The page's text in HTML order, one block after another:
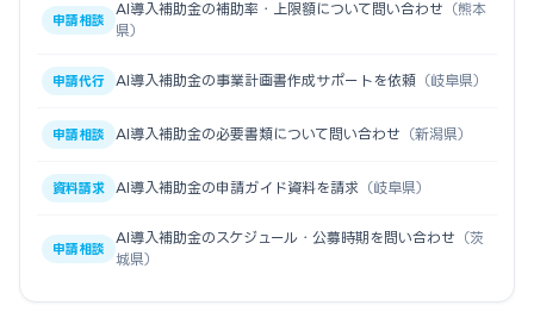
申請相談
AI導入補助金の補助率・上限額について問い合わせ （熊本
県）
申請代行 AI導入補助金の事業計画書作成サポートを依頼 （岐阜県）
申請相談 AI導入補助金の必要書類について問い合わせ （新潟県）
資料請求 AI導入補助金の申請ガイド資料を請求 （岐阜県）
申請相談
AI導入補助金のスケジュール・公募時期を問い合わせ （茨
城県）